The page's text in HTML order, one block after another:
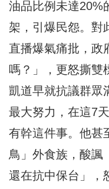
油品比例未達20%
架，引爆民怨。對
直播爆氣痛批，政
嗎？」，更怒撕雙
凱道早就抗議群眾
最大努力，在這7
有幹這件事。他甚
鳥」外食族，酸諷
還在抗中保台」，